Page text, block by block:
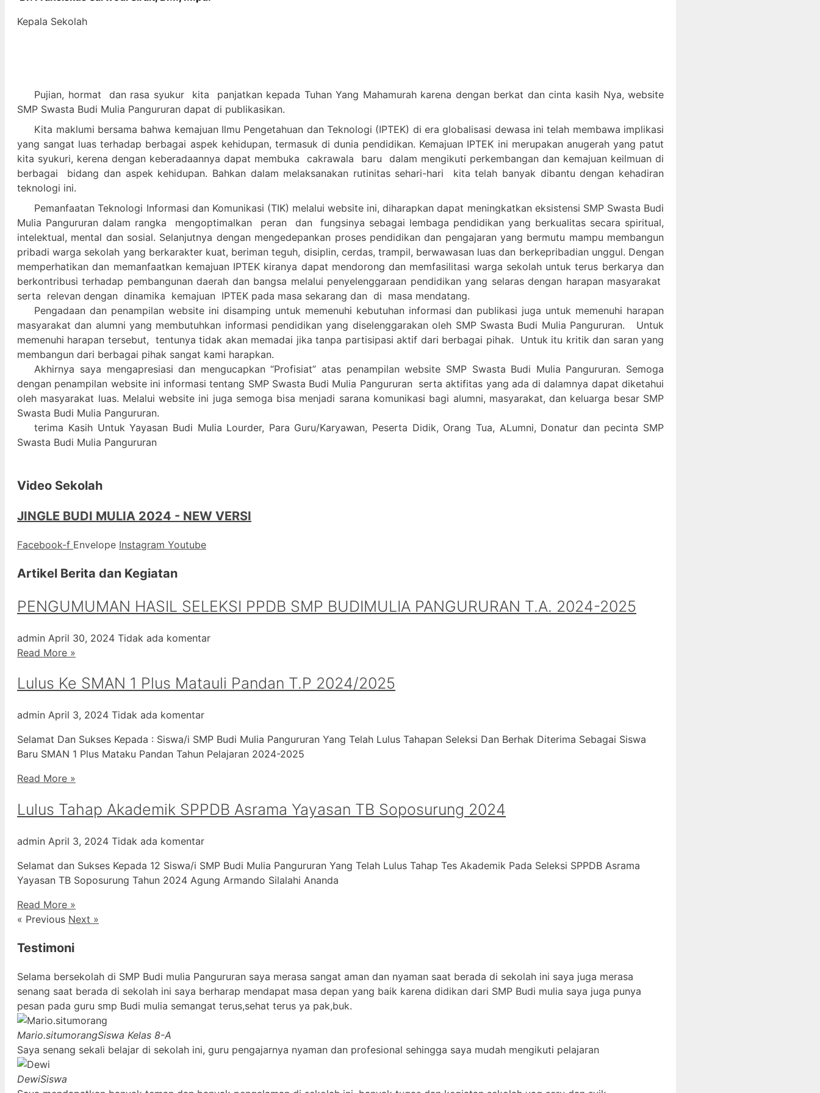
Kepala Sekolah
Pujian, hormat dan rasa syukur kita panjatkan kepada Tuhan Yang Mahamurah karena dengan berkat dan cinta kasih Nya, website
SMP Swasta Budi Mulia Pangururan dapat di publikasikan.
Kita maklumi bersama bahwa kemajuan Ilmu Pengetahuan dan Teknologi (IPTEK) di era globalisasi dewasa ini telah membawa implikasi
yang sangat luas terhadap berbagai aspek kehidupan, termasuk di dunia pendidikan. Kemajuan IPTEK ini merupakan anugerah yang patut
kita syukuri, kerena dengan keberadaannya dapat membuka cakrawala baru dalam mengikuti perkembangan dan kemajuan keilmuan di
berbagai bidang dan aspek kehidupan. Bahkan dalam melaksanakan rutinitas sehari-hari kita telah banyak dibantu dengan kehadiran
teknologi ini.
Pemanfaatan Teknologi Informasi dan Komunikasi (TIK) melalui website ini, diharapkan dapat meningkatkan eksistensi SMP Swasta Budi
Mulia Pangururan dalam rangka mengoptimalkan peran dan fungsinya sebagai lembaga pendidikan yang berkualitas secara spiritual,
intelektual, mental dan sosial. Selanjutnya dengan mengedepankan proses pendidikan dan pengajaran yang bermutu mampu membangun
pribadi warga sekolah yang berkarakter kuat, beriman teguh, disiplin, cerdas, trampil, berwawasan luas dan berkepribadian unggul. Dengan
memperhatikan dan memanfaatkan kemajuan IPTEK kiranya dapat mendorong dan memfasilitasi warga sekolah untuk terus berkarya dan
berkontribusi terhadap pembangunan daerah dan bangsa melalui penyelenggaraan pendidikan yang selaras dengan harapan masyarakat
serta relevan dengan dinamika kemajuan IPTEK pada masa sekarang dan di masa mendatang.
Pengadaan dan penampilan website ini disamping untuk memenuhi kebutuhan informasi dan publikasi juga untuk memenuhi harapan
masyarakat dan alumni yang membutuhkan informasi pendidikan yang diselenggarakan oleh SMP Swasta Budi Mulia Pangururan. Untuk
memenuhi harapan tersebut, tentunya tidak akan memadai jika tanpa partisipasi aktif dari berbagai pihak. Untuk itu kritik dan saran yang
membangun dari berbagai pihak sangat kami harapkan.
Akhirnya saya mengapresiasi dan mengucapkan “Profisiat” atas penampilan website SMP Swasta Budi Mulia Pangururan. Semoga
dengan penampilan website ini informasi tentang SMP Swasta Budi Mulia Pangururan serta aktifitas yang ada di dalamnya dapat diketahui
oleh masyarakat luas. Melalui website ini juga semoga bisa menjadi sarana komunikasi bagi alumni, masyarakat, dan keluarga besar SMP
Swasta Budi Mulia Pangururan.
terima Kasih Untuk Yayasan Budi Mulia Lourder, Para Guru/Karyawan, Peserta Didik, Orang Tua, ALumni, Donatur dan pecinta SMP
Swasta Budi Mulia Pangururan
Video Sekolah
JINGLE BUDI MULIA 2024 - NEW VERSI
Facebook-f Envelope Instagram Youtube
Artikel Berita dan Kegiatan
PENGUMUMAN HASIL SELEKSI PPDB SMP BUDIMULIA PANGURURAN T.A. 2024-2025
admin April 30, 2024 Tidak ada komentar
Read More »
Lulus Ke SMAN 1 Plus Matauli Pandan T.P 2024/2025
admin April 3, 2024 Tidak ada komentar
Selamat Dan Sukses Kepada : Siswa/i SMP Budi Mulia Pangururan Yang Telah Lulus Tahapan Seleksi Dan Berhak Diterima Sebagai Siswa
Baru SMAN 1 Plus Mataku Pandan Tahun Pelajaran 2024-2025
Read More »
Lulus Tahap Akademik SPPDB Asrama Yayasan TB Soposurung 2024
admin April 3, 2024 Tidak ada komentar
Selamat dan Sukses Kepada 12 Siswa/i SMP Budi Mulia Pangururan Yang Telah Lulus Tahap Tes Akademik Pada Seleksi SPPDB Asrama
Yayasan TB Soposurung Tahun 2024 Agung Armando Silalahi ⁠Ananda
Read More »
« Previous Next »
Testimoni
Selama bersekolah di SMP Budi mulia Pangururan saya merasa sangat aman dan nyaman saat berada di sekolah ini saya juga merasa
senang saat berada di sekolah ini saya berharap mendapat masa depan yang baik karena didikan dari SMP Budi mulia saya juga punya
pesan pada guru smp Budi mulia semangat terus,sehat terus ya pak,buk.
Mario.situmorangSiswa Kelas 8-A
Saya senang sekali belajar di sekolah ini, guru pengajarnya nyaman dan profesional sehingga saya mudah mengikuti pelajaran
DewiSiswa